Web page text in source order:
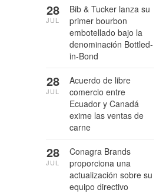
Bib & Tucker lanza su
primer bourbon
embotellado bajo la
denominación Bottled-
in-Bond
28
JUL
Acuerdo de libre
comercio entre
Ecuador y Canadá
exime las ventas de
carne
28
JUL
Conagra Brands
proporciona una
actualización sobre su
equipo directivo
28
JUL